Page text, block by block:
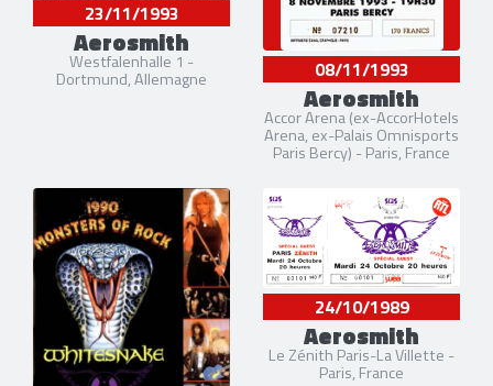
23/11/1993
Aerosmith
Westfalenhalle 1 -
Dortmund, Allemagne 08/11/1993
Aerosmith
Accor Arena (ex-AccorHotels
Arena, ex-Palais Omnisports
Paris Bercy) - Paris, France
24/10/1989
Aerosmith
Le Zénith Paris-La Villette -
Paris, France